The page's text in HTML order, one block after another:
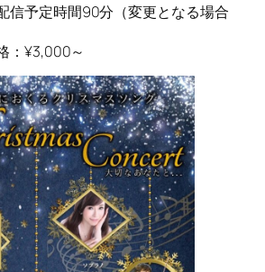
信予定時間90分（変更となる場合
：¥3,000～